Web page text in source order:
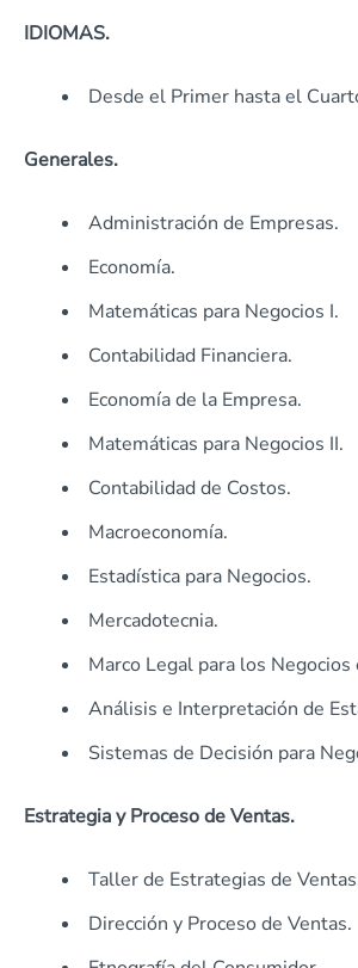
IDIOMAS.
Desde el Primer hasta el
Generales.
Administración de Empresas.
Economía.
Matemáticas para Negocios I.
Contabilidad Financiera.
Economía de la Empresa.
Matemáticas para Negocios II.
Contabilidad de Costos.
Macroeconomía.
Estadística para Negocios.
Mercadotecnia.
Marco Legal para los Negocios
Análisis e Interpretación de
Sistemas de Decisión para
Estrategia y Proceso de Ventas.
Taller de Estrategias de
Dirección y Proceso de Ventas.